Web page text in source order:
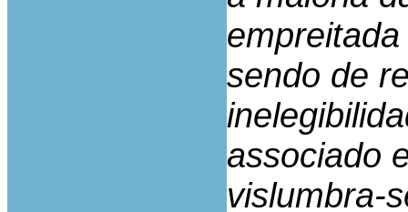
sendo de
associado
vislumbra-